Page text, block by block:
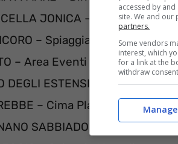
JONICA – Area Natura
– Spiaggia Torre Mozza-
– Area Eventi Lungomare
DEGLI ESTENSI – Arenile Porto
– Cima Plan De Corones
SABBIADORO – Spiaggia
accessed by
site. We and our
partners.
Some vendors
interest, which
for a link at the
withdraw